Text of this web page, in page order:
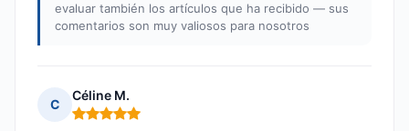
evaluar también los artículos que ha recibido — sus
comentarios son muy valiosos para nosotros
C
Céline M.
Nota: 5 de 5